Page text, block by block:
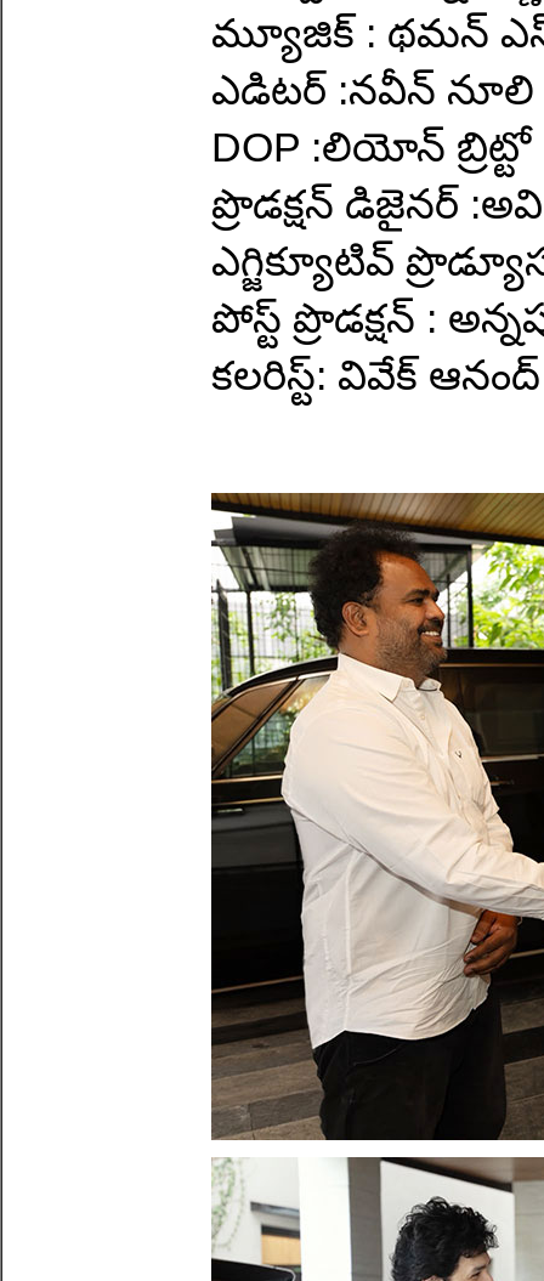
మ్యూజిక్ : థమన్
ఎడిటర్ :నవీన్ నూలి
DOP :లియోన్ బ్రిట్టో
ప్రొడక్షన్ డిజైనర్
ఎగ్జిక్యూటివ్
పోస్ట్ ప్రొడక్షన్ :
కలరిస్ట్: వివేక్ ఆనంద్